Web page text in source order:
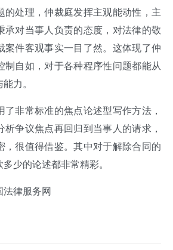
的处理，仲裁庭发挥主观能动性，主
承对当事人负责的态度，对法律的敬
案件客观事实一目了然。这体现了仲
制自如，对于各种程序性问题都能从
力。
非常标准的焦点论述型写作方法，
析争议焦点再回归到当事人的请求，
，很值得借鉴。其中对于解除合同的
少的论述都非常精彩。
律服务网